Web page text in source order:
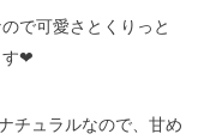
で可愛さとくりっと
す❤︎
チュラルなので、甘め